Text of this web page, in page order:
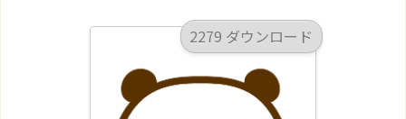
2279 ダウンロード